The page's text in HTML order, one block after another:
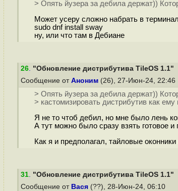
> Опять йузера за дебила держат))
Может усеру сложно набрать в
sudo dnf install sway
ну, или что там в Дебиане
26. "Обновление дистрибутива TileOS 1.1"
Сообщение от Аноним (26), 27-Июн-24, 22:46
> Опять йузера за дебила держат))
> кастомизировать дистрибутив как ему
Я не то чтоб дебил, но мне было лень
А тут можно было сразу взять готовое
Как я и предполагал, тайловые
31. "Обновление дистрибутива TileOS 1.1"
Сообщение от Вася (??), 28-Июн-24, 06:10